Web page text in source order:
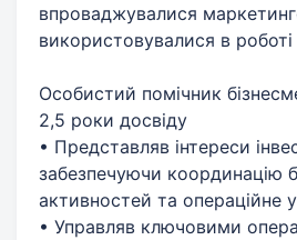
впроваджувалися
використовувалися в роботі
Особистий помічник
2,5 роки досвіду
• Представляв інтереси
забезпечуючи координацію
активностей та операційне
• Управляв ключовими